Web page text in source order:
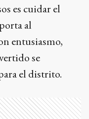
es cuidar el
al
entusiasmo,
se
el distrito.